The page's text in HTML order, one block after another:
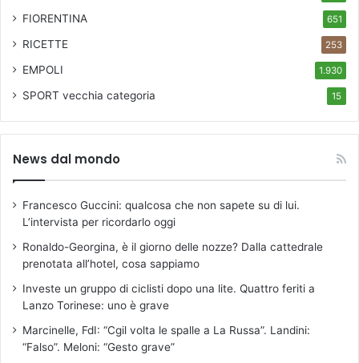
FIORENTINA 651
RICETTE 253
EMPOLI 1.930
SPORT vecchia categoria 15
News dal mondo
Francesco Guccini: qualcosa che non sapete su di lui.
L’intervista per ricordarlo oggi
Ronaldo-Georgina, è il giorno delle nozze? Dalla cattedrale
prenotata all’hotel, cosa sappiamo
Investe un gruppo di ciclisti dopo una lite. Quattro feriti a
Lanzo Torinese: uno è grave
Marcinelle, FdI: “Cgil volta le spalle a La Russa”. Landini:
“Falso”. Meloni: “Gesto grave”